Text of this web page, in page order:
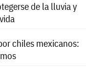
de la lluvia y
chiles mexicanos: